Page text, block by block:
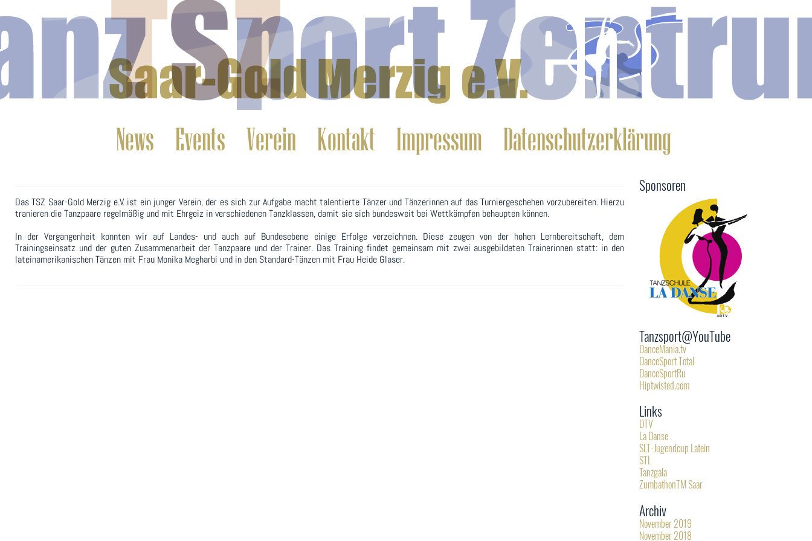
News Events Verein Kontakt Impressum Datenschutzerklärung
Das TSZ Saar-Gold Merzig e.V. ist ein junger Verein, der es sich zur Aufgabe macht talentierte Tänzer und Tänzerinnen auf das Turniergeschehen vorzubereiten. Hierzu
tranieren die Tanzpaare regelmäßig und mit Ehrgeiz in verschiedenen Tanzklassen, damit sie sich bundesweit bei Wettkämpfen behaupten können.
In der Vergangenheit konnten wir auf Landes- und auch auf Bundesebene einige Erfolge verzeichnen. Diese zeugen von der hohen Lernbereitschaft, dem
Trainingseinsatz und der guten Zusammenarbeit der Tanzpaare und der Trainer. Das Training findet gemeinsam mit zwei ausgebildeten Trainerinnen statt: in den
lateinamerikanischen Tänzen mit Frau Monika Megharbi und in den Standard-Tänzen mit Frau Heide Glaser.
Sponsoren
Tanzsport@YouTube
DanceMania.tv
DanceSport Total
DanceSportRu
Hiptwisted.com
Links
DTV
La Danse
SLT-Jugendcup Latein
STL
Tanzgala
ZumbathonTM Saar
Archiv
November 2019
November 2018